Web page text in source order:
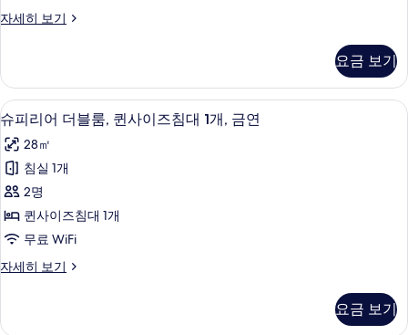
퀸
이
즈
침
대
개,
금
연
사
자세히 보기
스
싱
글
룸,
퀸
사
이
즈
침
대
개,
금
히
요금 보기
슈
피
리
어
더
블
퀸
이
고급 침구, 객실 내 금고, 책상, 암막 커튼
6
슈피리어 더블룸, 퀸사이즈침대 1개, 금연
28㎡
침실 1개
2명
퀸사이즈침대 1개
무료 WiFi
자세히 보기
슈
더
요금 보기